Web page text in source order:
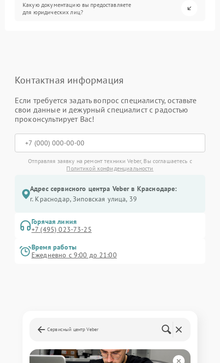
Какую документацию вы предоставляете
для юридических лиц?
Контактная информация
Если требуется задать вопрос специалисту, оставьте
свои данные и дежурный специалист с радостью
проконсультирует Вас!
Отправляя заявку на ремонт техники Veber, Вы соглашаетесь с
Политикой конфиденциальности
Адрес сервисного центра Veber в Краснодаре:
г. Краснодар, Зиповская улица, 39
Горячая линия
+7 (495) 023-73-25
Время работы
Ежедневно с 9:00 до 21:00
Сервисный центр Veber